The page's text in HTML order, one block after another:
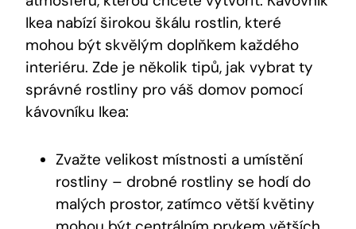
Ikea nabízí širokou škálu rostlin, které
mohou být skvělým doplňkem každého
interiéru. Zde je několik tipů, jak vybrat ty
správné rostliny pro váš domov pomocí
kávovníku Ikea:
Zvažte velikost místnosti a umístění
rostliny – drobné rostliny se hodí do
malých prostor, zatímco větší květiny